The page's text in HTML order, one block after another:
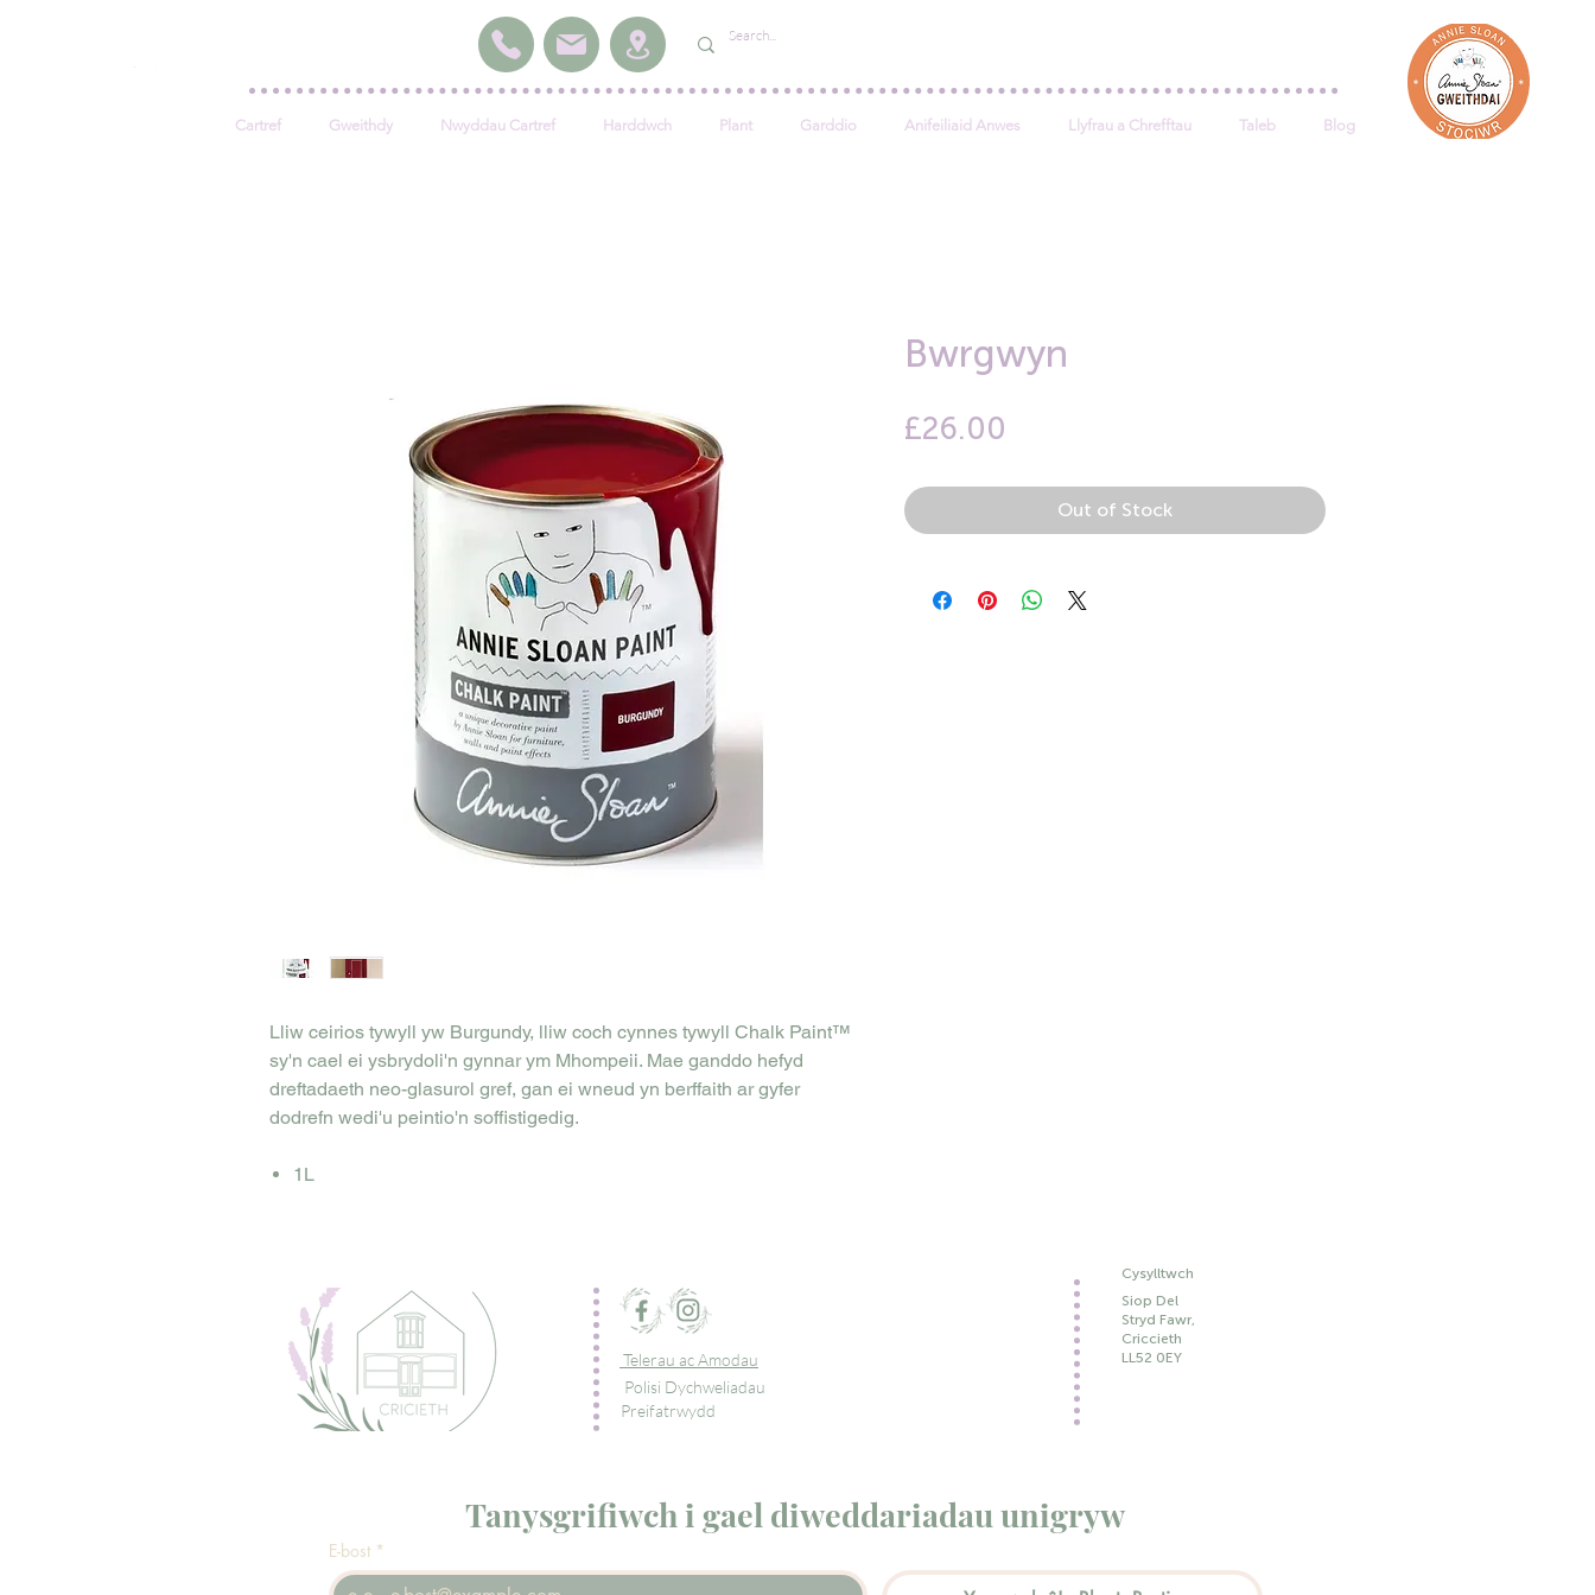
Cartref Gweithdy Nwyddau Cartref Harddwch Plant Garddio Anifeiliaid Anwes Llyfrau a Chrefftau Taleb Blog
Lliw ceirios tywyll yw Burgundy, lliw coch cynnes tywyll Chalk Paint™
sy'n cael ei ysbrydoli'n gynnar ym Mhompeii. Mae ganddo hefyd
dreftadaeth neo-glasurol gref, gan ei wneud yn berffaith ar gyfer
dodrefn wedi'u peintio'n soffistigedig.
1L
Bwrgwyn
£26.00
Out of Stock
Cysylltwch
Telerau ac Amodau
Polisi Dychweliadau
Preifatrwydd
Siop Del
Stryd Fawr,
Criccieth
LL52 0EY
Tanysgrifiwch i gael diweddariadau unigryw
E-bost *